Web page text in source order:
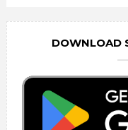
DOWNLOAD